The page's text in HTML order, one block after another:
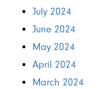
July 2024
June 2024
May 2024
April 2024
March 2024